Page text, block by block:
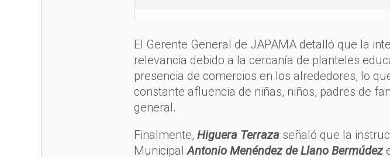
El Gerente General de JAPAMA detalló que la
relevancia debido a la cercanía de planteles
presencia de comercios en los alrededores, lo
constante afluencia de niñas, niños, padres de
general.
Finalmente,Higuera Terraza señaló que la
MunicipalAntonio Menéndez de Llano Bermúdez